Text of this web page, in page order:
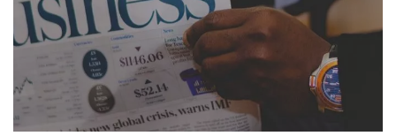
semiconductor industry, including engineers,
professional experts, and senior executives.
לחץ לפרטים